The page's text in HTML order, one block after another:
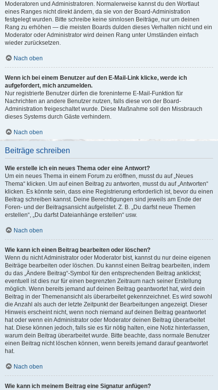
Moderatoren und Administratoren. Normalerweise kannst du den Wortlaut
eines Ranges nicht direkt ändern, da sie von der Board-Administration
festgelegt wurden. Bitte schreibe keine sinnlosen Beiträge, nur um deinen
Rang zu erhöhen — die meisten Boards dulden dieses Verhalten nicht und ein
Moderator oder Administrator wird deinen Rang unter Umständen einfach
wieder zurücksetzen.
Nach oben
Wenn ich bei einem Benutzer auf den E-Mail-Link klicke, werde ich
aufgefordert, mich anzumelden.
Nur registrierte Benutzer dürfen die foreninterne E-Mail-Funktion für
Nachrichten an andere Benutzer nutzen, falls diese von der Board-
Administration freigeschaltet wurde. Diese Maßnahme soll den Missbrauch
dieses Systems durch Gäste verhindern.
Nach oben
Beiträge schreiben
Wie erstelle ich ein neues Thema oder eine Antwort?
Um ein neues Thema in einem Forum zu eröffnen, musst du auf „Neues
Thema“ klicken. Um auf einen Beitrag zu antworten, musst du auf „Antworten“
klicken. Es könnte sein, dass eine Registrierung erforderlich ist, bevor du einen
Beitrag schreiben kannst. Deine Berechtigungen sind jeweils am Ende der
Foren- und der Beitragsansicht aufgelistet. Z. B. „Du darfst neue Themen
erstellen“, „Du darfst Dateianhänge erstellen“ usw.
Nach oben
Wie kann ich einen Beitrag bearbeiten oder löschen?
Wenn du nicht Administrator oder Moderator bist, kannst du nur deine eigenen
Beiträge bearbeiten oder löschen. Du kannst einen Beitrag bearbeiten, indem
du das „Ändere Beitrag“-Symbol für den entsprechenden Beitrag anklickst;
eventuell ist dies nur für einen begrenzten Zeitraum nach seiner Erstellung
möglich. Wenn bereits jemand auf deinen Beitrag geantwortet hat, wird dein
Beitrag in der Themenansicht als überarbeitet gekennzeichnet. Es wird sowohl
die Anzahl als auch der letzte Zeitpunkt der Bearbeitungen angezeigt. Dieser
Hinweis erscheint nicht, wenn noch niemand auf deinen Beitrag geantwortet
hat oder wenn ein Administrator oder Moderator deinen Beitrag überarbeitet
hat. Diese können jedoch, falls sie es für nötig halten, eine Notiz hinterlassen,
warum dein Beitrag überarbeitet wurde. Bitte beachte, dass normale Benutzer
einen Beitrag nicht löschen können, wenn bereits jemand darauf geantwortet
hat.
Nach oben
Wie kann ich meinem Beitrag eine Signatur anfügen?